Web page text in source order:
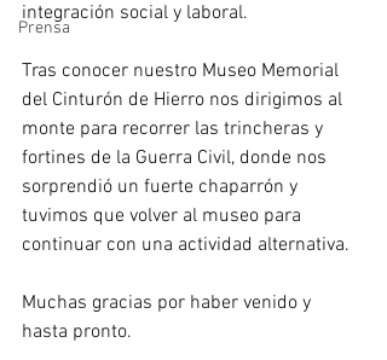
Prensa
integración social y laboral.
Tras conocer nuestro Museo Memorial
del Cinturón de Hierro nos dirigimos al
monte para recorrer las trincheras y
fortines de la Guerra Civil, donde nos
sorprendió un fuerte chaparrón y
tuvimos que volver al museo para
continuar con una actividad alternativa.
Muchas gracias por haber venido y
hasta pronto.